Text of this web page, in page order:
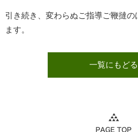
引き続き、変わらぬご指導ご鞭撻の
ます。
一覧にもどる